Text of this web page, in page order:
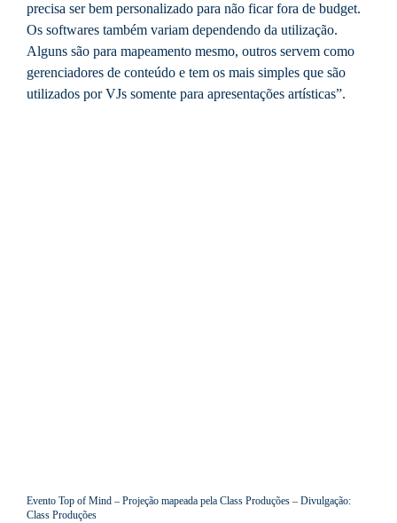
precisa ser bem personalizado para não ficar fora de budget.
Os softwares também variam dependendo da utilização.
Alguns são para mapeamento mesmo, outros servem como
gerenciadores de conteúdo e tem os mais simples que são
utilizados por VJs somente para apresentações artísticas”.
Evento Top of Mind – Projeção mapeada pela Class Produções – Divulgação:
Class Produções